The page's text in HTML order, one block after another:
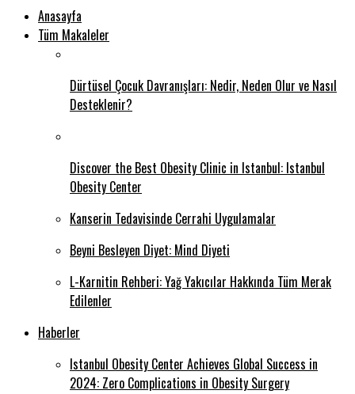
Anasayfa
Tüm Makaleler
Dürtüsel Çocuk Davranışları: Nedir, Neden Olur ve Nasıl
Desteklenir?
Discover the Best Obesity Clinic in Istanbul: Istanbul
Obesity Center
Kanserin Tedavisinde Cerrahi Uygulamalar
Beyni Besleyen Diyet: Mind Diyeti
L-Karnitin Rehberi: Yağ Yakıcılar Hakkında Tüm Merak
Edilenler
Haberler
Istanbul Obesity Center Achieves Global Success in
2024: Zero Complications in Obesity Surgery